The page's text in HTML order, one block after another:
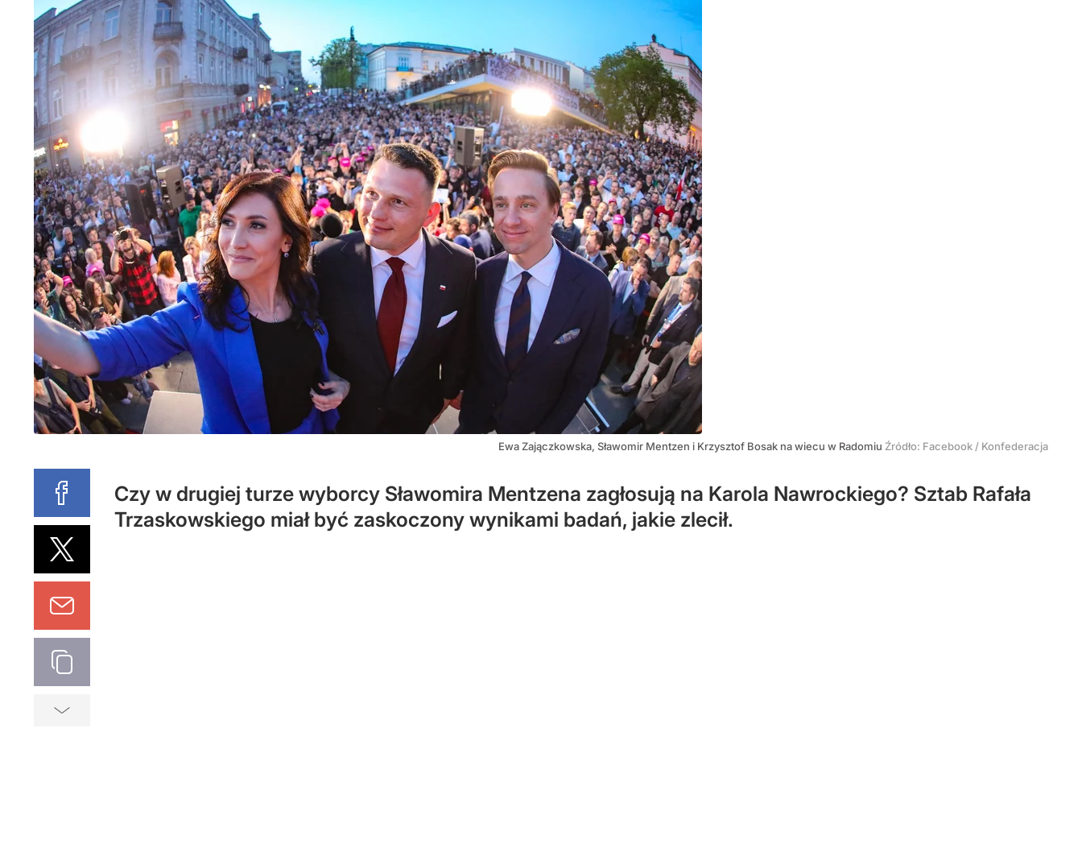
Ewa Zajączkowska, Sławomir Mentzen i Krzysztof Bosak na wiecu w Radomiu Źródło: Facebook / Konfederacja
Czy w drugiej turze wyborcy Sławomira Mentzena zagłosują na Karola Nawrockiego? Sztab Rafała
Trzaskowskiego miał być zaskoczony wynikami badań, jakie zlecił.